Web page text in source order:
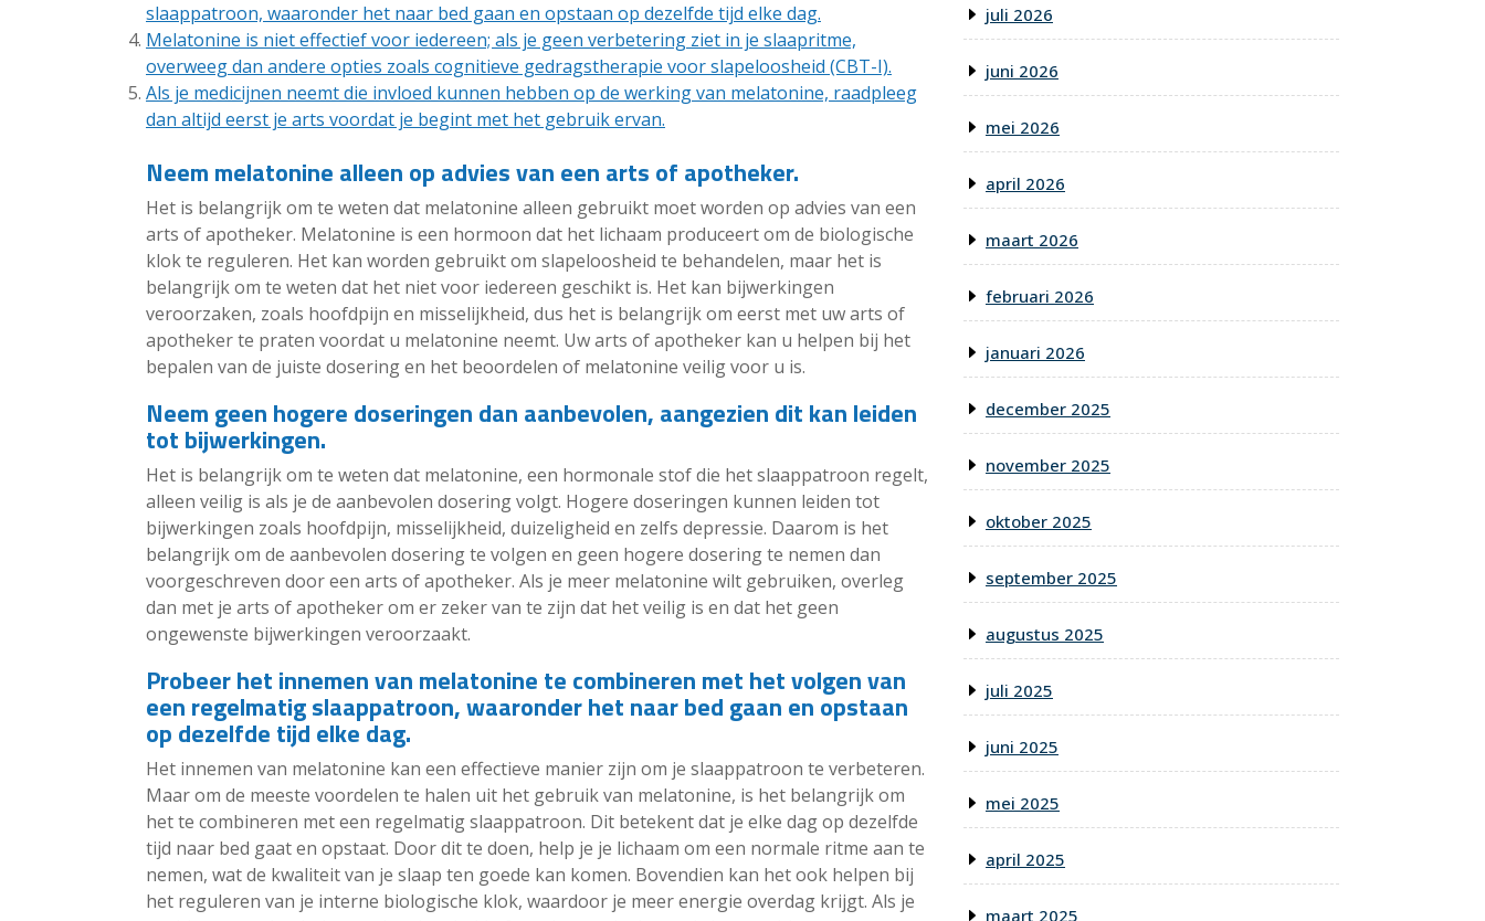
slaappatroon, waaronder het naar bed gaan en opstaan ​​op dezelfde tijd elke dag.
Melatonine is niet effectief voor iedereen; als je geen verbetering ziet in je slaapritme,
overweeg dan andere opties zoals cognitieve gedragstherapie voor slapeloosheid (CBT-I).
Als je medicijnen neemt die invloed kunnen hebben op de werking van melatonine, raadpleeg
dan altijd eerst je arts voordat je begint met het gebruik ervan.
Neem melatonine alleen op advies van een arts of apotheker.
Het is belangrijk om te weten dat melatonine alleen gebruikt moet worden op advies van een
arts of apotheker. Melatonine is een hormoon dat het lichaam produceert om de biologische
klok te reguleren. Het kan worden gebruikt om slapeloosheid te behandelen, maar het is
belangrijk om te weten dat het niet voor iedereen geschikt is. Het kan bijwerkingen
veroorzaken, zoals hoofdpijn en misselijkheid, dus het is belangrijk om eerst met uw arts of
apotheker te praten voordat u melatonine neemt. Uw arts of apotheker kan u helpen bij het
bepalen van de juiste dosering en het beoordelen of melatonine veilig voor u is.
Neem geen hogere doseringen dan aanbevolen, aangezien dit kan leiden
tot bijwerkingen.
Het is belangrijk om te weten dat melatonine, een hormonale stof die het slaappatroon regelt,
alleen veilig is als je de aanbevolen dosering volgt. Hogere doseringen kunnen leiden tot
bijwerkingen zoals hoofdpijn, misselijkheid, duizeligheid en zelfs depressie. Daarom is het
belangrijk om de aanbevolen dosering te volgen en geen hogere dosering te nemen dan
voorgeschreven door een arts of apotheker. Als je meer melatonine wilt gebruiken, overleg
dan met je arts of apotheker om er zeker van te zijn dat het veilig is en dat het geen
ongewenste bijwerkingen veroorzaakt.
Probeer het innemen van melatonine te combineren met het volgen van
een regelmatig slaappatroon, waaronder het naar bed gaan en opstaan ​​
op dezelfde tijd elke dag.
Het innemen van melatonine kan een effectieve manier zijn om je slaappatroon te verbeteren.
Maar om de meeste voordelen te halen uit het gebruik van melatonine, is het belangrijk om
het te combineren met een regelmatig slaappatroon. Dit betekent dat je elke dag op dezelfde
tijd naar bed gaat en opstaat. Door dit te doen, help je je lichaam om een ​​normale ritme aan te
nemen, wat de kwaliteit van je slaap ten goede kan komen. Bovendien kan het ook helpen bij
het reguleren van je interne biologische klok, waardoor je meer energie overdag krijgt. Als je
juli 2026
juni 2026
mei 2026
april 2026
maart 2026
februari 2026
januari 2026
december 2025
november 2025
oktober 2025
september 2025
augustus 2025
juli 2025
juni 2025
mei 2025
april 2025
maart 2025